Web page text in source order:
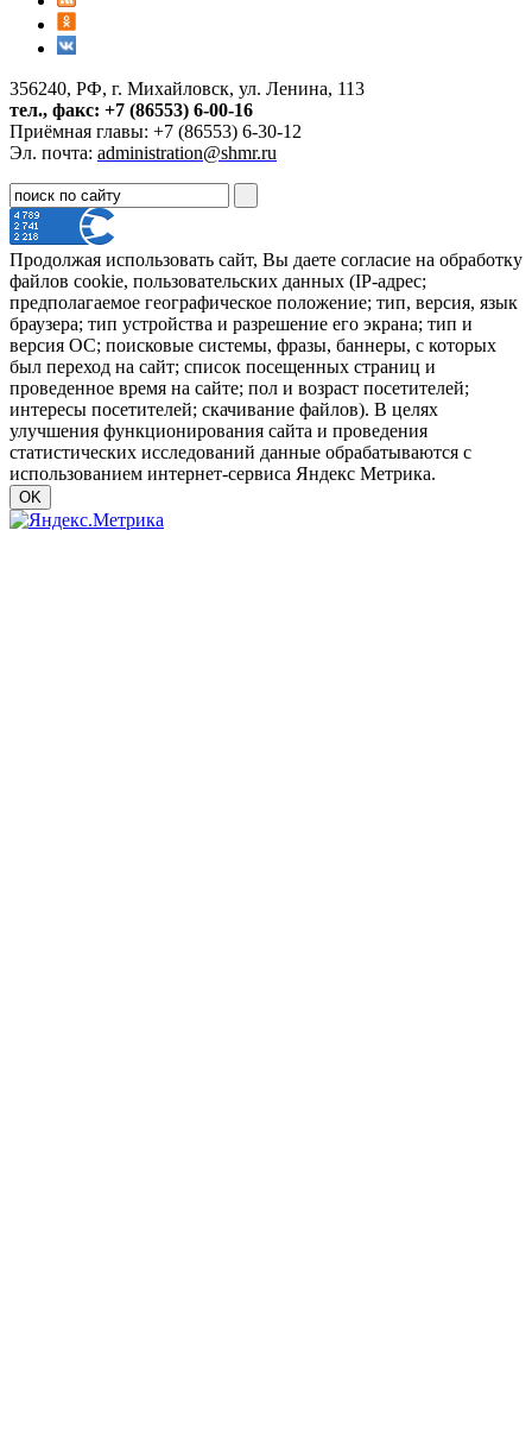
356240, РФ, г. Михайловск, ул. Ленина, 113
тел., факс: +7 (86553) 6-00-16
Приёмная главы: +7 (86553) 6-30-12
Эл. почта: administration@shmr.ru
Продолжая использовать сайт, Вы даете согласие на обработку
файлов cookie, пользовательских данных (IP-адрес;
предполагаемое географическое положение; тип, версия, язык
браузера; тип устройства и разрешение его экрана; тип и
версия ОС; поисковые системы, фразы, баннеры, с которых
был переход на сайт; список посещенных страниц и
проведенное время на сайте; пол и возраст посетителей;
интересы посетителей; скачивание файлов). В целях
улучшения функционирования сайта и проведения
статистических исследований данные обрабатываются с
использованием интернет-сервиса Яндекс Метрика.
OK